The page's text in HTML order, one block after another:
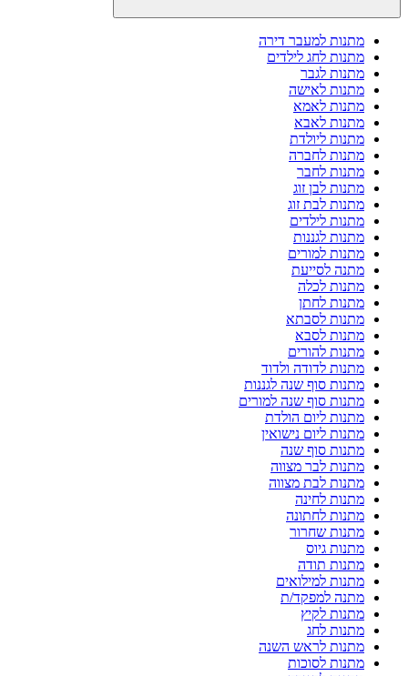
מתנות למעבר דירה
מתנות לחג לילדים
מתנות לגבר
מתנות לאישה
מתנות לאמא
מתנות לאבא
מתנות ליולדת
מתנות לחברה
מתנות לחבר
מתנות לבן זוג
מתנות לבת זוג
מתנות לילדים
מתנות לגננות
מתנות למורים
מתנה לסייעת
מתנות לכלה
מתנות לחתן
מתנות לסבתא
מתנות לסבא
מתנות להורים
מתנות לדודה ולדוד
מתנות סוף שנה לגננות
מתנות סוף שנה למורים
מתנות ליום הולדת
מתנות ליום נישואין
מתנות סוף שנה
מתנות לבר מצווה
מתנות לבת מצווה
מתנות לחינה
מתנות לחתונה
מתנות שחרור
מתנות גיוס
מתנות תודה
מתנות למילואים
מתנה למפקד/ת
מתנות לקיץ
מתנות לחג
מתנות לראש השנה
מתנות לסוכות